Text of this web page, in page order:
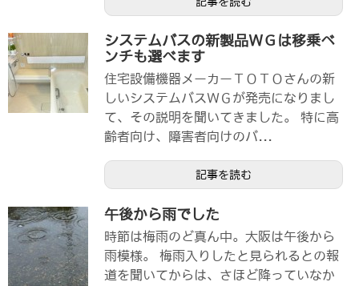
システムバスの新製品ＷＧは移乗ベ
ンチも選べます
住宅設備機器メーカーＴＯＴＯさんの新
しいシステムバスＷＧが発売になりまし
て、その説明を聞いてきました。 特に高
齢者向け、障害者向けのバ...
記事を読む
午後から雨でした
時節は梅雨のど真ん中。大阪は午後から
雨模様。 梅雨入りしたと見られるとの報
道を聞いてからは、さほど降っていなか